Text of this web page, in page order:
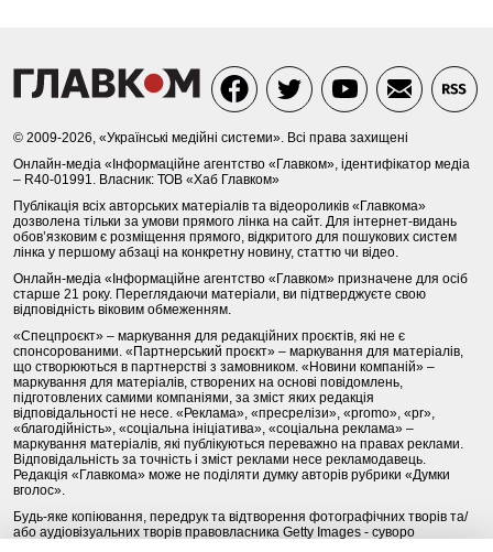
© 2009-2026, «Українські медійні системи». Всі права захищені
Онлайн-медіа «Інформаційне агентство «Главком», ідентифікатор медіа
– R40-01991. Власник: ТОВ «Хаб Главком»
Публікація всіх авторських матеріалів та відеороликів «Главкома»
дозволена тільки за умови прямого лінка на сайт. Для інтернет-видань
обов’язковим є розміщення прямого, відкритого для пошукових систем
лінка у першому абзаці на конкретну новину, статтю чи відео.
Онлайн-медіа «Інформаційне агентство «Главком» призначене для осіб
старше 21 року. Переглядаючи матеріали, ви підтверджуєте свою
відповідність віковим обмеженням.
«Спецпроєкт» – маркування для редакційних проєктів, які не є
спонсорованими. «Партнерський проєкт» – маркування для матеріалів,
що створюються в партнерстві з замовником. «Новини компаній» –
маркування для матеріалів, створених на основі повідомлень,
підготовлених самими компаніями, за зміст яких редакція
відповідальності не несе. «Реклама», «пресрелізи», «promo», «pr»,
«благодійність», «соціальна ініціатива», «соціальна реклама» –
маркування матеріалів, які публікуються переважно на правах реклами.
Відповідальність за точність і зміст реклами несе рекламодавець.
Редакція «Главкома» може не поділяти думку авторів рубрики «Думки
вголос».
Будь-яке копіювання, передрук та відтворення фотографічних творів та/
або аудіовізуальних творів правовласника Getty Images - суворо